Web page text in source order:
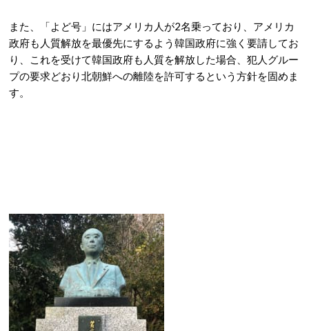
また、「よど号」にはアメリカ人が2名乗っており、アメリカ
政府も人質解放を最優先にするよう韓国政府に強く要請してお
り、これを受けて韓国政府も人質を解放した場合、犯人グルー
プの要求どおり北朝鮮への離陸を許可するという方針を固めま
す。